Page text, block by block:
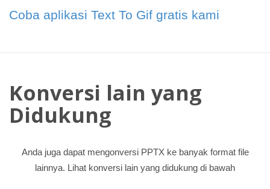
Coba aplikasi Text To Gif gratis kami
Konversi lain yang
Didukung
Anda juga dapat mengonversi PPTX ke banyak format file
lainnya. Lihat konversi lain yang didukung di bawah